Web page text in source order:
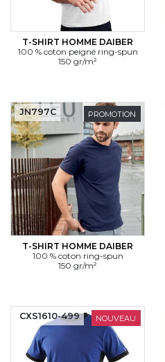
T-SHIRT HOMME DAIBER
100 % coton peigné ring-spun
150 gr/m²
PROMOTION
T-SHIRT HOMME DAIBER
100 % coton ring-spun
150 gr/m²
JN797C
NOUVEAU
CXS1610-499